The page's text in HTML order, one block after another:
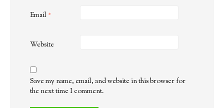
Email *
Website
Save my name, email, and website in this browser for
the next time I comment.